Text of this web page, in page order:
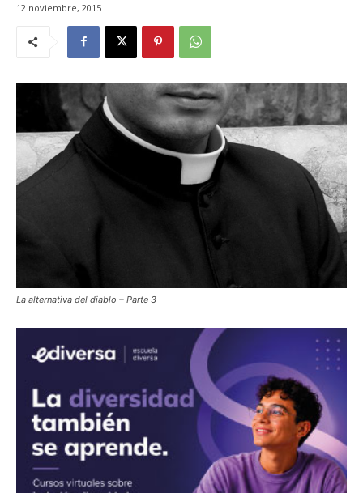
12 noviembre, 2015
La alternativa del diablo – Parte 3